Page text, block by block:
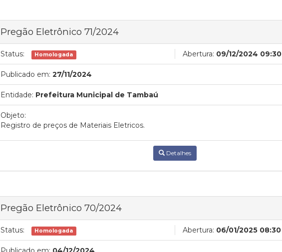
Pregão Eletrônico 71/2024
Status: Homologada Abertura: 09/12/2024 09:30
Publicado em: 27/11/2024
Entidade: Prefeitura Municipal de Tambaú
Objeto:
Registro de preços de Materiais Eletricos.
Detalhes
Pregão Eletrônico 70/2024
Status: Homologada Abertura: 06/01/2025 08:30